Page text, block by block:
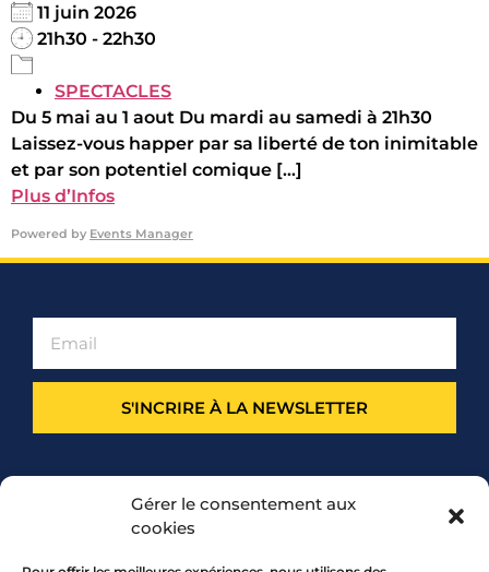
Gérer le consentement aux
cookies
11 juin 2026
21h30 - 22h30
SPECTACLES
Du 5 mai au 1 aout Du mardi au samedi à 21h30
Laissez-vous happer par sa liberté de ton inimitable
et par son potentiel comique [...]
Plus d’Infos
Powered by Events Manager
S'INCRIRE À LA NEWSLETTER